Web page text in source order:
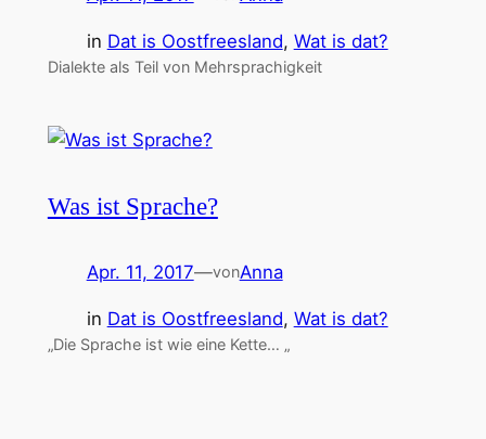
in Dat is Oostfreesland, Wat is dat?
Dialekte als Teil von Mehrsprachigkeit
Was ist Sprache?
Apr. 11, 2017—vonAnna
in Dat is Oostfreesland, Wat is dat?
„Die Sprache ist wie eine Kette… „